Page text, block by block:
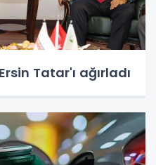
Tatar'ı ağırladı